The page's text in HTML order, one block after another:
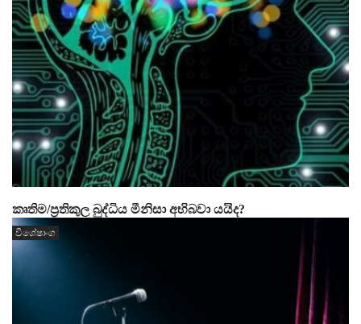
කෘතිම/ප්‍රතිකුල බුද්ධිය මීනිසා අභිබවා යයිද?
විශේෂාංග